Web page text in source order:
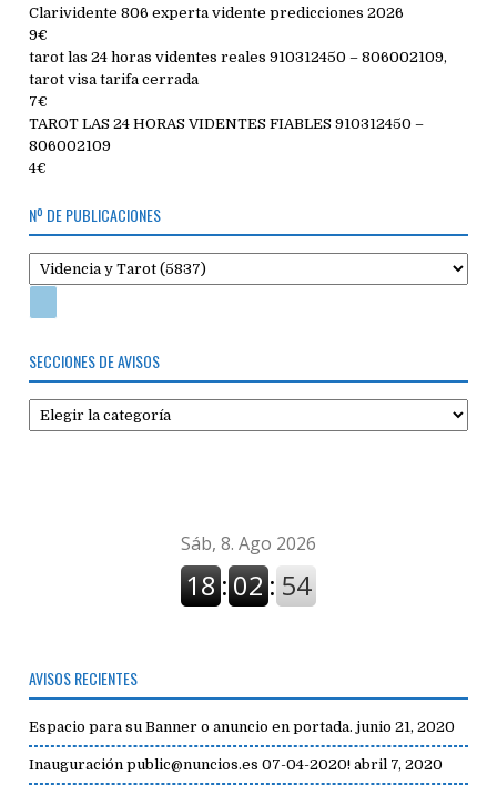
Clarividente 806 experta vidente predicciones 2026
9€
tarot las 24 horas videntes reales 910312450 – 806002109,
tarot visa tarifa cerrada
7€
TAROT LAS 24 HORAS VIDENTES FIABLES 910312450 –
806002109
4€
Nº DE PUBLICACIONES
SECCIONES DE AVISOS
Secciones
de
AVISOS RECIENTES
Espacio para su Banner o anuncio en portada. junio 21, 2020
Inauguración public@nuncios.es 07-04-2020! abril 7, 2020